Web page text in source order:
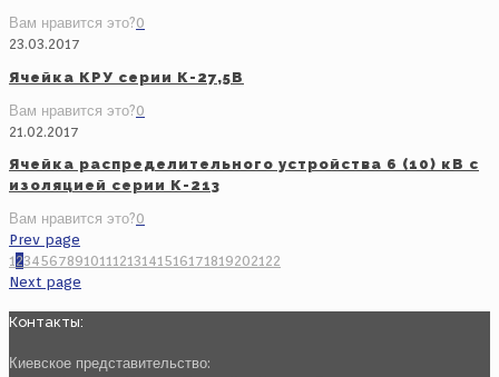
Вам нравится это?0
23.03.2017
Ячейка КРУ серии К-27,5В
Вам нравится это?0
21.02.2017
Ячейка распределительного устройства 6 (10) кВ с
изоляцией серии К-213
Вам нравится это?0
Prev page
12345678910111213141516171819202122
Next page
Контакты:
Киевское представительство: